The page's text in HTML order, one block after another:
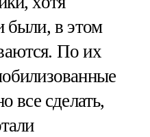
были, в этом
По их
все сделать,